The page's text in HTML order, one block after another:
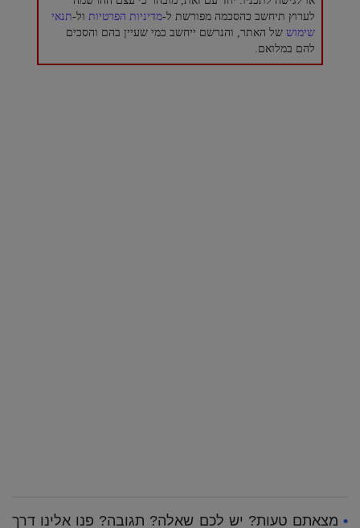
לערוץ תיחשב כהסכמה מפורשת ל-מדיניות הפרטיות ול-תנאי
שימוש של האתר, והנרשם ייחשב כמי שעיין בהם והסכים
להם במלואם.
• מצאתם טעות? יש לכם שאלה? תגובה? פנו אלינו דרך